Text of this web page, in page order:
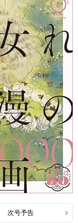
次号予告